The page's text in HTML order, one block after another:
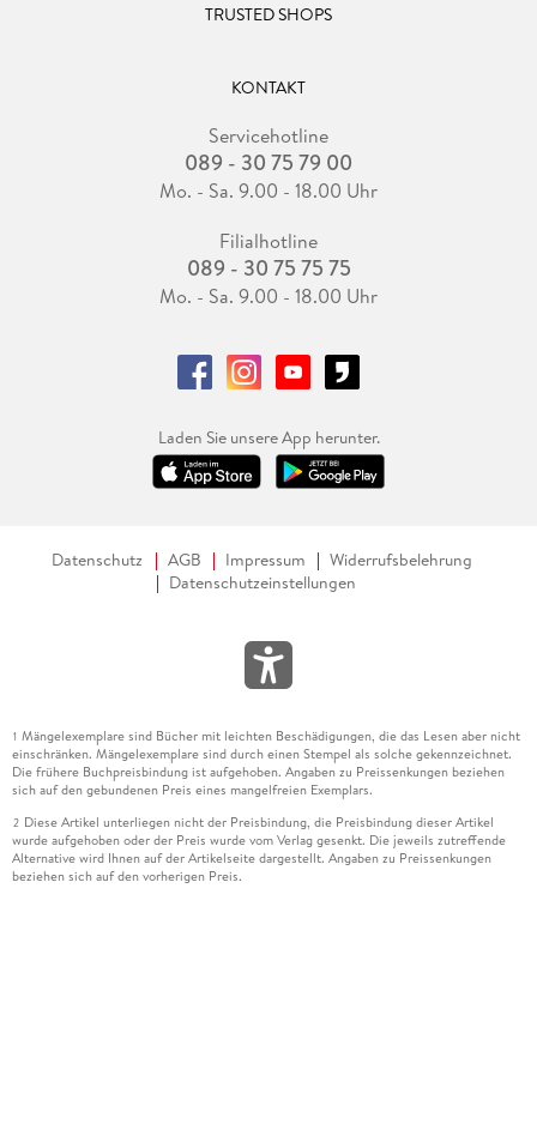
TRUSTED SHOPS
KONTAKT
Servicehotline
089 - 30 75 79 00
Mo. - Sa. 9.00 - 18.00 Uhr
Filialhotline
089 - 30 75 75 75
Mo. - Sa. 9.00 - 18.00 Uhr
Laden Sie unsere App herunter.
Datenschutz AGB Impressum
Widerrufsbelehrung
Datenschutzeinstellungen
1 Mängelexemplare sind Bücher mit leichten Beschädigungen, die das Lesen aber nicht
einschränken. Mängelexemplare sind durch einen Stempel als solche gekennzeichnet.
Die frühere Buchpreisbindung ist aufgehoben. Angaben zu Preissenkungen beziehen
sich auf den gebundenen Preis eines mangelfreien Exemplars.
2 Diese Artikel unterliegen nicht der Preisbindung, die Preisbindung dieser Artikel
wurde aufgehoben oder der Preis wurde vom Verlag gesenkt. Die jeweils zutreffende
Alternative wird Ihnen auf der Artikelseite dargestellt. Angaben zu Preissenkungen
beziehen sich auf den vorherigen Preis.